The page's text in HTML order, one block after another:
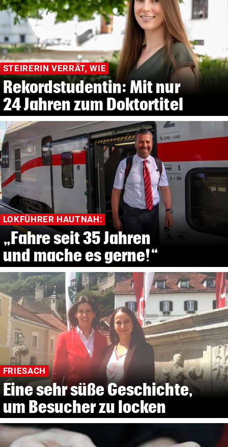
STEIRERIN VERRÄT, WIE
Rekordstudentin: Mit nur
24 Jahren zum Doktortitel
LOKFÜHRER HAUTNAH:
„Fahre seit 35 Jahren
und mache es gerne!“
FRIESACH
Eine sehr süße Geschichte,
um Besucher zu locken